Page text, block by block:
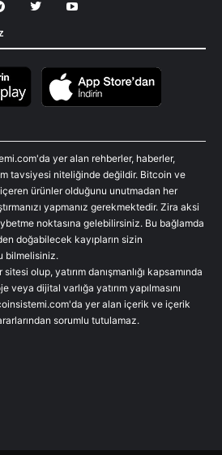
yer alan rehberler, haberler,
tavsiyesi niteliğinde değildir. Bitcoin ve
ürünler olduğunu unutmadan her
yapmanız gerekmektedir. Zira aksi
noktasına gelebilirsiniz. Bu bağlamda
doğabilecek kayıpların sizin
bilmelisiniz.
olup, yatırım danışmanlığı kapsamında
dijital varlığa yatırım yapılmasını
yer alan içerik ve içerik
sorumlu tutulamaz.